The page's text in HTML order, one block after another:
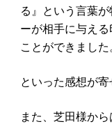
る』という言葉
ーが相手に与え
ことができました
といった感想が寄
また、芝田様から